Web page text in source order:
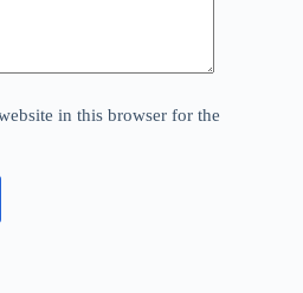
in this browser for the